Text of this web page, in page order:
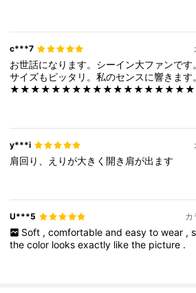
c***7
お世話になります。シーイン大ファンです
サイズもピッタリ。私のセンスに響きます
y***i
肩回り、えりが大きく開き肩が出ます
U***5 カ
Soft , comfortable and easy to wear ,
thecolor looksexactly likethe picture .